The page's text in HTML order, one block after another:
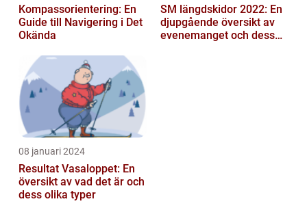
Kompassorientering: En
Guide till Navigering i Det
Okända
SM längdskidor 2022: En
djupgående översikt av
evenemanget och dess
08 januari 2024
Resultat Vasaloppet: En
översikt av vad det är och
dess olika typer